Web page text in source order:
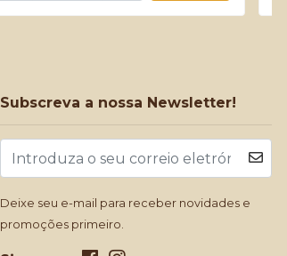
Subscreva a nossa Newsletter!
Deixe seu e-mail para receber novidades e
promoções primeiro.